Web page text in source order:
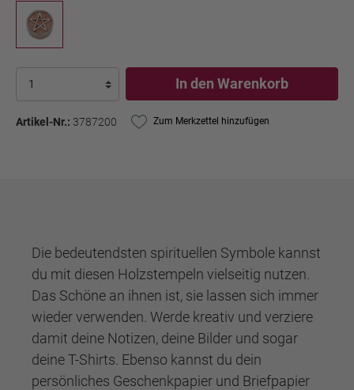
In den Warenkorb
Artikel-Nr.: 3787200 Zum Merkzettel hinzufügen
Die bedeutendsten spirituellen Symbole kannst
du mit diesen Holzstempeln vielseitig nutzen.
Das Schöne an ihnen ist, sie lassen sich immer
wieder verwenden. Werde kreativ und verziere
damit deine Notizen, deine Bilder und sogar
deine T-Shirts. Ebenso kannst du dein
persönliches Geschenkpapier und Briefpapier